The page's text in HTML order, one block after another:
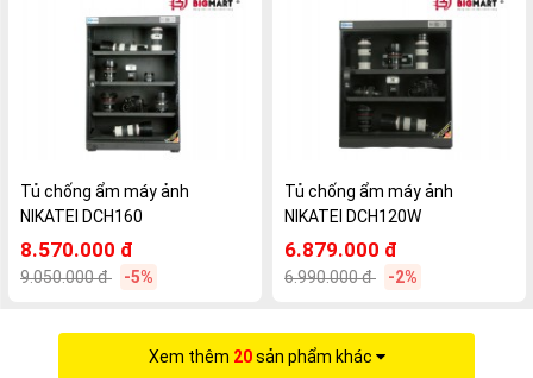
Tủ chống ẩm máy ảnh
NIKATEI DCH160
8.570.000 đ
9.050.000 đ -5%
Tủ chống ẩm máy ảnh
NIKATEI DCH120W
6.879.000 đ
6.990.000 đ -2%
Xem thêm 20sản phẩm khác